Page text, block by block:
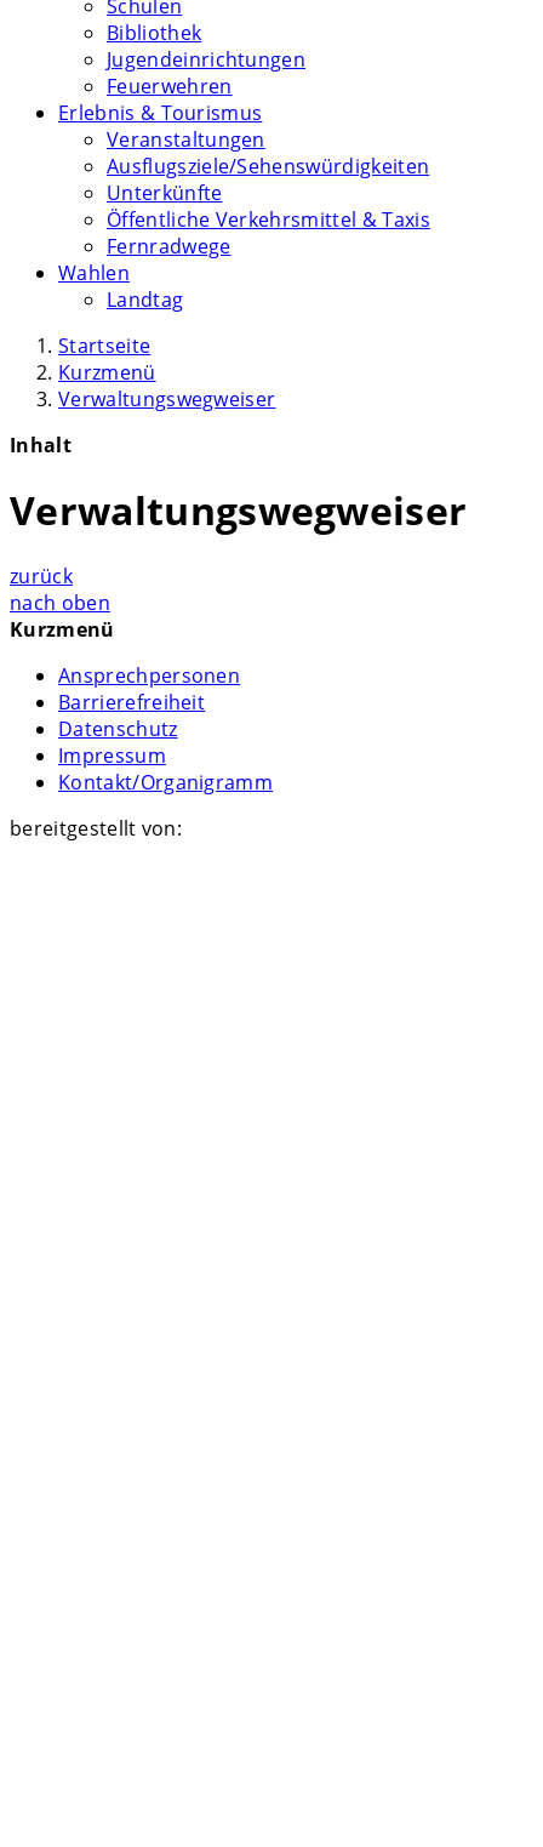
Schulen
Bibliothek
Jugendeinrichtungen
Feuerwehren
Erlebnis & Tourismus
Veranstaltungen
Ausflugsziele/Sehenswürdigkeiten
Unterkünfte
Öffentliche Verkehrsmittel & Taxis
Fernradwege
Wahlen
Landtag
Startseite
Kurzmenü
Verwaltungswegweiser
Inhalt
Verwaltungswegweiser
zurück
nach oben
Kurzmenü
Ansprechpersonen
Barrierefreiheit
Datenschutz
Impressum
Kontakt/Organigramm
bereitgestellt von: